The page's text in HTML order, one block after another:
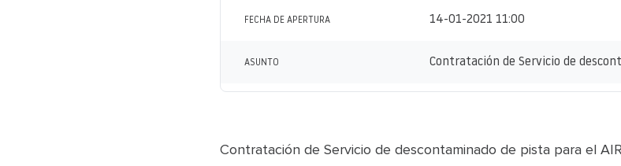
FECHA DE APERTURA 14-01-2021 11:00
ASUNTO Contratación de Servicio de
Contratación de Servicio de descontaminado de pista para el AIR